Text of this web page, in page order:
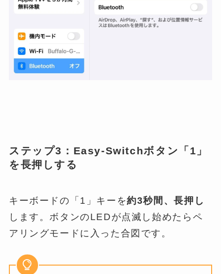
ステップ3：Easy-Switchボタン「1」
を長押しする
キーボードの「1」キーを約3秒間、長押し
します。ボタンのLEDが点滅し始めたらペ
アリングモードに入った合図です。